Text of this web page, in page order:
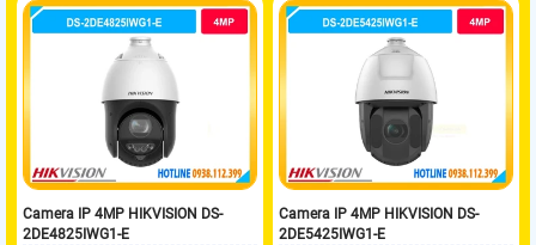
Camera IP 4MP HIKVISION DS-
2DE4825IWG1-E
Camera IP 4MP HIKVISION DS-
2DE5425IWG1-E